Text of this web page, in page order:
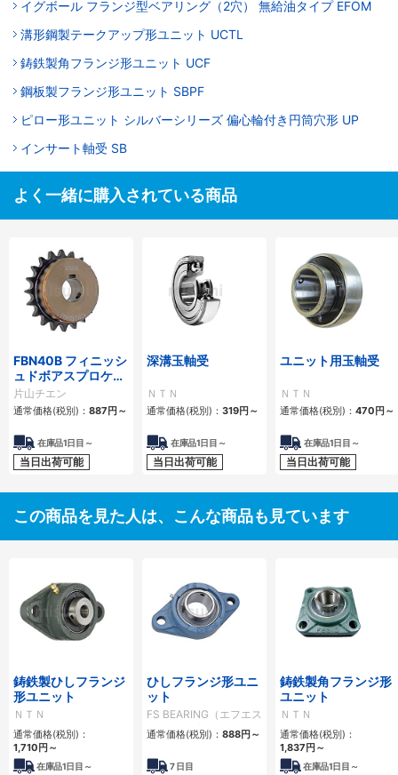
イグボール フランジ型ベアリング（2穴） 無給油タイプ EFOM
溝形鋼製テークアップ形ユニット UCTL
鋳鉄製角フランジ形ユニット UCF
鋼板製フランジ形ユニット SBPF
ピロー形ユニット シルバーシリーズ 偏心輪付き円筒穴形 UP
インサート軸受 SB
よく一緒に購入されている商品
FBN40B フィニッシ
ュドボアスプロケッ
ト
片山チエン
通常価格(税別)： 887円 ～
在庫品1日目～
当日出荷可能
深溝玉軸受
ＮＴＮ
通常価格(税別)： 319円 ～
在庫品1日目～
当日出荷可能
ユニット用玉軸受
ＮＴＮ
通常価格(税別)： 470円 ～
在庫品1日目～
当日出荷可能
この商品を見た人は、こんな商品も見ています
鋳鉄製ひしフランジ
形ユニット
ＮＴＮ
通常価格(税別)：
1,710円 ～
在庫品1日目～
ひしフランジ形ユニ
ット
FS BEARING（エフエス
ベアリング）
通常価格(税別)： 888円 ～
7日目
鋳鉄製角フランジ形
ユニット
ＮＴＮ
通常価格(税別)：
1,837円 ～
在庫品1日目～